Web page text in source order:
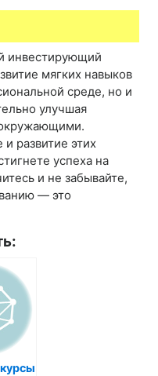
инвестирующий
мягких навыков
среде, но и
улучшая
развитие этих
успеха на
и не забывайте,
— это